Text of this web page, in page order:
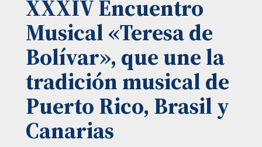
XXXIV Encuentro
Musical «Teresa de
Bolívar», que une la
tradición musical de
Puerto Rico, Brasil y
Canarias